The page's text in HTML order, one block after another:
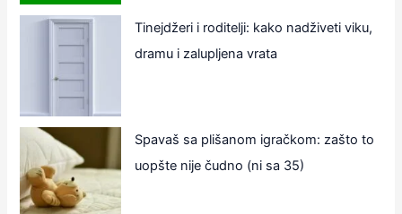
Tinejdžeri i roditelji: kako nadživeti viku,
dramu i zalupljena vrata
Spavaš sa plišanom igračkom: zašto to
uopšte nije čudno (ni sa 35)